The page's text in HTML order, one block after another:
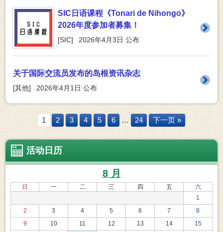
SIC日语课程《Tonari de Nihongo》
2026年度参加者募集！
[SIC] 2026年4月3日 公布
关于国际交流员发布的岛根资讯杂志
[其他] 2026年4月1日 公布
1 2 3 4 5 6 … 24 下一页 »
活动日历
8 月
日 一 二 三 四 五
六
1
2
3 4 5 6 7
8
9
10 11 12 13 14
15